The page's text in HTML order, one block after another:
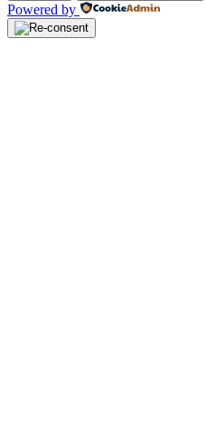
Powered by